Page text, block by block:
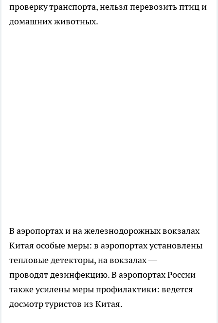
проверку транспорта, нельзя перевозить птиц и
домашних животных.
В аэропортах и на железнодорожных вокзалах
Китая особые меры: в аэропортах установлены
тепловые детекторы, на вокзалах —
проводят дезинфекцию. В аэропортах России
также усилены меры профилактики: ведется
досмотр туристов из Китая.